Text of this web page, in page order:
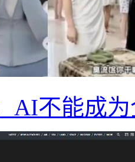
AI不能成